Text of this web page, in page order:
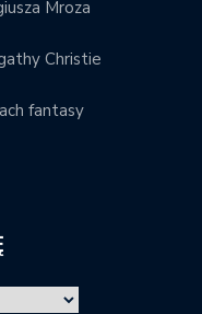
Mroza
Christie
fantasy